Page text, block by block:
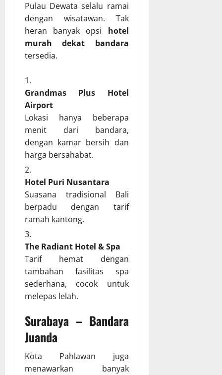
Pulau Dewata selalu ramai
dengan wisatawan. Tak
heran banyak opsi hotel
murah dekat bandara
tersedia.
Grandmas Plus Hotel
Airport
Lokasi hanya beberapa
menit dari bandara,
dengan kamar bersih dan
harga bersahabat.
Hotel Puri Nusantara
Suasana tradisional Bali
berpadu dengan tarif
ramah kantong.
The Radiant Hotel & Spa
Tarif hemat dengan
tambahan fasilitas spa
sederhana, cocok untuk
melepas lelah.
Surabaya – Bandara
Juanda
Kota Pahlawan juga
menawarkan banyak